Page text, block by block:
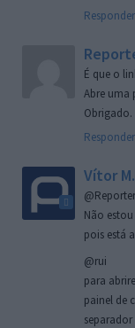
Responder
É que o
Abre uma
Obrigado.
Responder
Vítor M.
@Reporter
Não
pois está
@rui
para
painel de
separador